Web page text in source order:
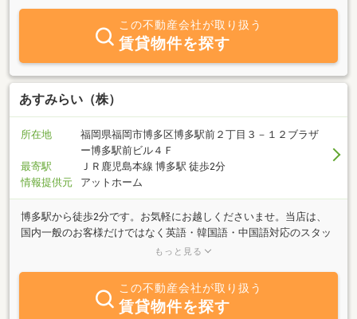
この不動産会社が取り扱う
賃貸物件を探す
あすみらい（株）
所在地
福岡県福岡市博多区博多駅前２丁目３－１２ブラザ
ー博多駅前ビル４Ｆ
最寄駅
ＪＲ鹿児島本線 博多駅 徒歩2分
情報提供元
アットホーム
博多駅から徒歩2分です。お気軽にお越しくださいませ。当店は、
国内一般のお客様だけではなく英語・韓国語・中国語対応のスタッ
フも在籍。グローバルな不動産会社です！賃貸は仲介手数料不要の
もっと見る
この不動産会社が取り扱う
賃貸物件を探す